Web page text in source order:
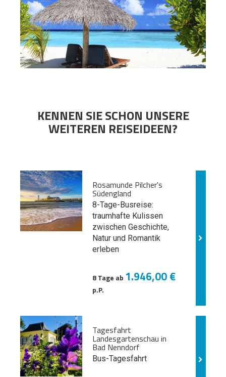
KENNEN SIE SCHON UNSERE
WEITEREN REISEIDEEN?
Rosamunde Pilcher's
Südengland
8-Tage-Busreise:
traumhafte Kulissen
zwischen Geschichte,
Natur und Romantik
erleben
8 Tage ab 1.946,00 €
p.P.
Tagesfahrt
Landesgartenschau in
Bad Nenndorf
Bus-Tagesfahrt